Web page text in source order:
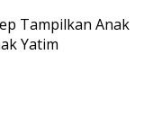
Tampilkan Anak
Yatim